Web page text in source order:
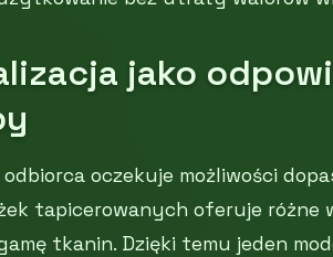
jako
oczekuje możliwości
tapicerowanych oferuje różne
tkanin. Dzięki temu jeden